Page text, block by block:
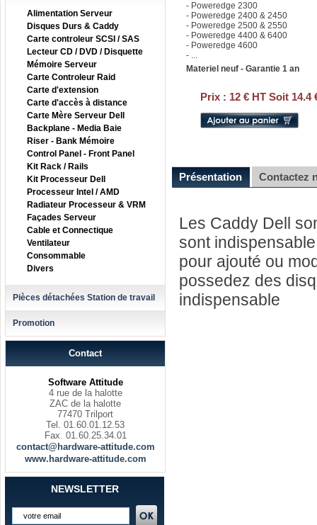
Alimentation Serveur
Disques Durs & Caddy
Carte controleur SCSI / SAS
Lecteur CD / DVD / Disquette
Mémoire Serveur
Carte Controleur Raid
Carte d'extension
Carte d'accès à distance
Carte Mère Serveur Dell
Backplane - Media Baie
Riser - Bank Mémoire
Control Panel - Front Panel
Kit Rack / Rails
Kit Processeur Dell
Processeur Intel / AMD
Radiateur Processeur & VRM
Façades Serveur
Cable et Connectique
Ventilateur
Consommable
Divers
Pièces détachées Station de travail
Promotion
Contact
Software Attitude
4 rue de la halotte
ZAC de la halotte
77470 Trilport
Tel. 01.60.01.12.53
Fax. 01.60.25.34.01
contact@hardware-attitude.com
www.hardware-attitude.com
NEWSLETTER
- Poweredge 2300
- Poweredge 2400 & 2450
- Poweredge 2500 & 2550
- Poweredge 4400 & 6400
- Poweredge 4600
- ...
Materiel neuf - Garantie 1 an
Prix : 12 € HT Soit 14.4
Présentation Contactez
Les Caddy Dell
sont
pour ajouté ou
possedez des
indispensable